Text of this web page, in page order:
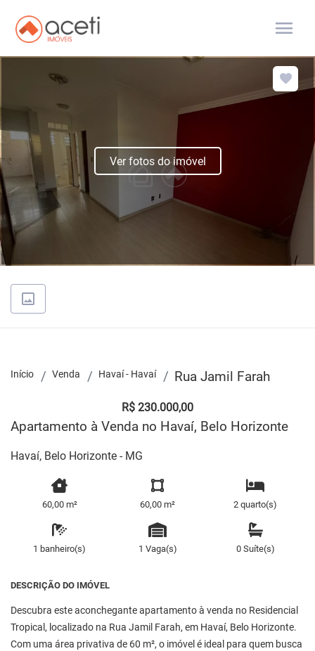
menu
Ver fotos do imóvel
Início Venda Havaí - Havaí Rua Jamil Farah
R$ 230.000,00
Apartamento à Venda no Havaí, Belo Horizonte
Havaí, Belo Horizonte - MG
60,00 m² 60,00 m² 2 quarto(s)
1 banheiro(s) 1 Vaga(s) 0 Suíte(s)
DESCRIÇÃO DO IMÓVEL
Descubra este aconchegante apartamento à venda no Residencial
Tropical, localizado na Rua Jamil Farah, em Havaí, Belo Horizonte.
Com uma área privativa de 60 m², o imóvel é ideal para quem busca